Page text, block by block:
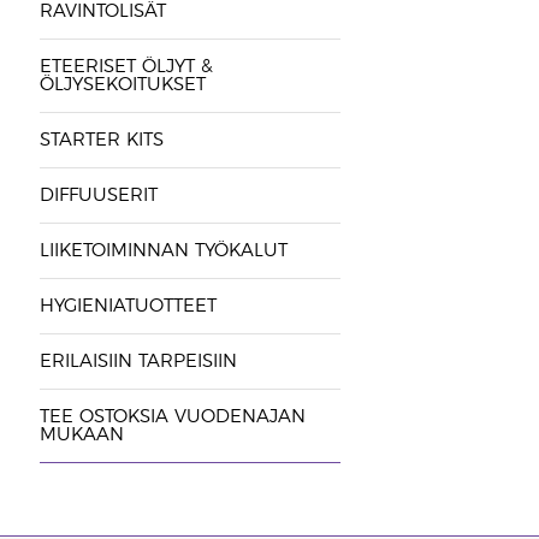
RAVINTOLISÄT
ETEERISET ÖLJYT &
ÖLJYSEKOITUKSET
STARTER KITS
DIFFUUSERIT
LIIKETOIMINNAN TYÖKALUT
HYGIENIATUOTTEET
ERILAISIIN TARPEISIIN
TEE OSTOKSIA VUODENAJAN
MUKAAN